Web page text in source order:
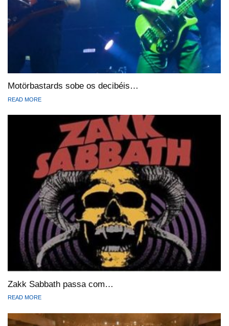
Motörbastards sobe os decibéis…
READ MORE
Zakk Sabbath passa com…
READ MORE